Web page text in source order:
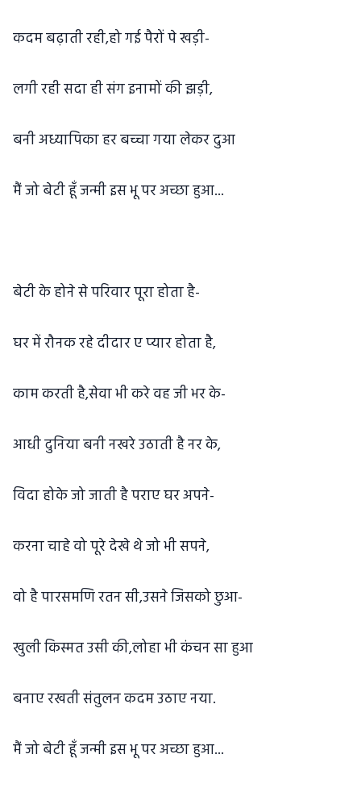
कदम बढ़ाती रही,हो गई पैरों पे खड़ी-
लगी रही सदा ही संग इनामों की झड़ी,
बनी अध्यापिका हर बच्चा गया लेकर दुआ
मैं जो बेटी हूँ जन्मी इस भू पर अच्छा हुआ...
बेटी के होने से परिवार पूरा होता है-
घर में रौनक रहे दीदार ए प्यार होता है,
काम करती है,सेवा भी करे वह जी भर के-
आधी दुनिया बनी नखरे उठाती है नर के,
विदा होके जो जाती है पराए घर अपने-
करना चाहे वो पूरे देखे थे जो भी सपने,
वो है पारसमणि रतन सी,उसने जिसको छुआ-
खुली किस्मत उसी की,लोहा भी कंचन सा हुआ
बनाए रखती संतुलन कदम उठाए नया.
मैं जो बेटी हूँ जन्मी इस भू पर अच्छा हुआ...